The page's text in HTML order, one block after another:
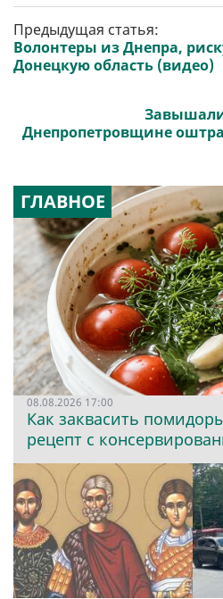
Предыдущая статья:
Волонтеры из Днепра,
Донецкую область (видео)
Днепропетровщине
ГЛАВНОЕ
08.08.2026 17:00
Как заквасить
рецепт с